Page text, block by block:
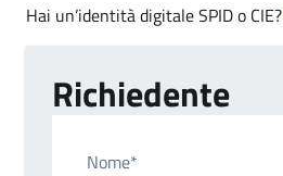
Hai un’identità digitale SPID o CIE?
Richiedente
Nome*